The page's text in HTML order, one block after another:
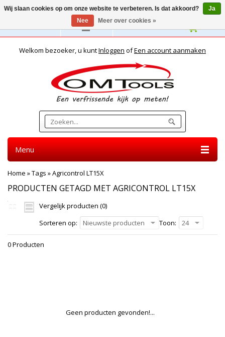
Nederlands
Welkom bezoeker, u kuntInloggen ofEen account aanmaken
Menu
Home »Tags »Agricontrol LT15X
PRODUCTEN GETAGD MET AGRICONTROL LT15X
Vergelijk producten (0)
Sorteren op:
Nieuwste producten Toon: 24
0 Producten
Geen producten gevonden!...
Wij slaan cookies op om onze website te verbeteren. Is dat akkoord?
Ja
Nee
Meer over cookies »